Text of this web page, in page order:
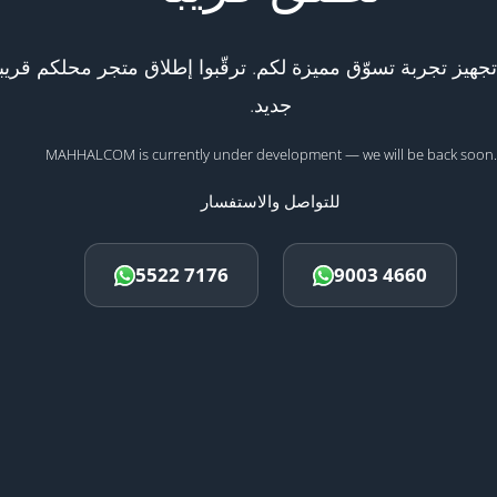
تجربة تسوّق مميزة لكم. ترقّبوا إطلاق متجر محلكم
جديد.
MAHHALCOM is currently under development — we will be back soon.
للتواصل والاستفسار
5522 7176 9003 4660